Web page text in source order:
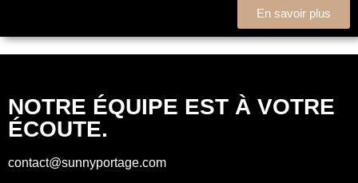
En savoir plus
NOTRE ÉQUIPE EST À VOTRE
ÉCOUTE.
contact@sunnyportage.com